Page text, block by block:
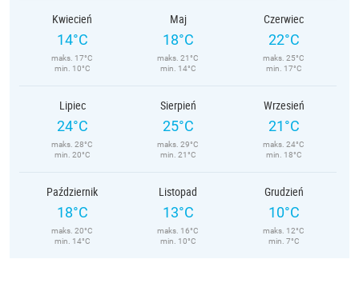
Kwiecień
14°C
maks. 17°C
min. 10°C
Maj
18°C
maks. 21°C
min. 14°C
Czerwiec
22°C
maks. 25°C
min. 17°C
Lipiec
24°C
maks. 28°C
min. 20°C
Sierpień
25°C
maks. 29°C
min. 21°C
Wrzesień
21°C
maks. 24°C
min. 18°C
Październik
18°C
maks. 20°C
min. 14°C
Listopad
13°C
maks. 16°C
min. 10°C
Grudzień
10°C
maks. 12°C
min. 7°C